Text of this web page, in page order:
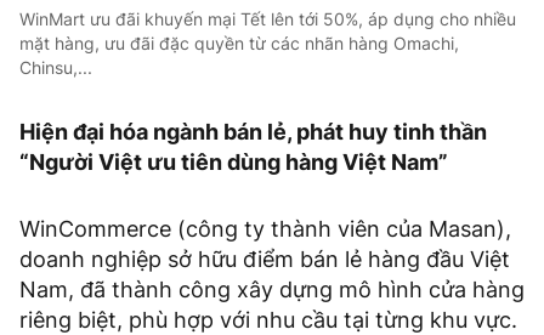
WinMart ưu đãi khuyến mại Tết lên tới 50%, áp dụng cho nhiều
mặt hàng, ưu đãi đặc quyền từ các nhãn hàng Omachi,
Chinsu,...
Hiện đại hóa ngành bán lẻ, phát huy tinh thần
“Người Việt ưu tiên dùng hàng Việt Nam”
WinCommerce (công ty thành viên của Masan),
doanh nghiệp sở hữu điểm bán lẻ hàng đầu Việt
Nam, đã thành công xây dựng mô hình cửa hàng
riêng biệt, phù hợp với nhu cầu tại từng khu vực.